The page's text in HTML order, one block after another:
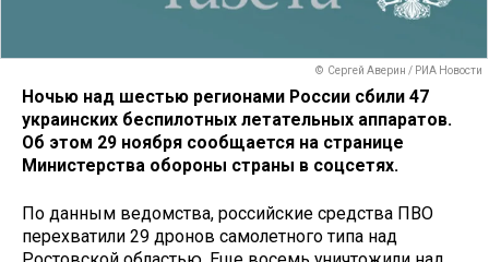
© Сергей Аверин / РИА Новости
Ночью над шестью регионами России сбили 47
украинских беспилотных летательных аппаратов.
Об этом 29 ноября сообщается на странице
Министерства обороны страны в соцсетях.
По данным ведомства, российские средства ПВО
перехватили 29 дронов самолетного типа над